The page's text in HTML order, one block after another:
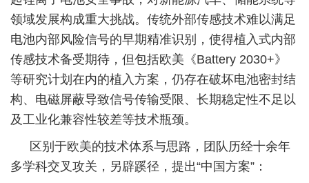
领域发展构成重大挑战。传统外部传感技术难以满足
电池内部风险信号的早期精准识别，使得植入式内部
传感技术备受期待，但包括欧美《Battery 2030+》
等研究计划在内的植入方案，仍存在破坏电池密封结
构、电磁屏蔽导致信号传输受限、长期稳定性不足以
及工业化兼容性较差等技术瓶颈。
区别于欧美的技术体系与思路，团队历经十余年
多学科交叉攻关，另辟蹊径，提出“中国方案”：